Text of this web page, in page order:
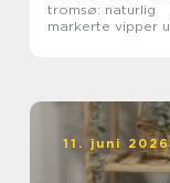
tromsø: naturlig
markerte vipper
11. juni 2026